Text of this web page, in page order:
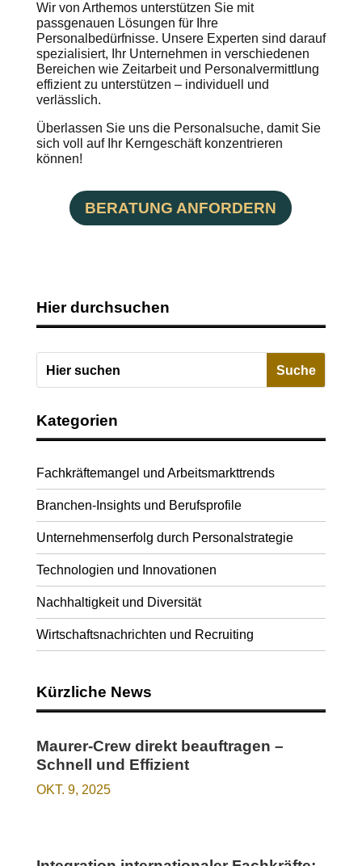
Wir von Arthemos unterstützen Sie mit
passgenauen Lösungen für Ihre
Personalbedürfnisse. Unsere Experten sind darauf
spezialisiert, Ihr Unternehmen in verschiedenen
Bereichen wie Zeitarbeit und Personalvermittlung
effizient zu unterstützen – individuell und
verlässlich.
Überlassen Sie uns die Personalsuche, damit Sie
sich voll auf Ihr Kerngeschäft konzentrieren
können!
BERATUNG ANFORDERN
Hier durchsuchen
Kategorien
Fachkräftemangel und Arbeitsmarkttrends
Branchen-Insights und Berufsprofile
Unternehmenserfolg durch Personalstrategie
Technologien und Innovationen
Nachhaltigkeit und Diversität
Wirtschaftsnachrichten und Recruiting
Kürzliche News
Maurer-Crew direkt beauftragen –
Schnell und Effizient
OKT. 9, 2025